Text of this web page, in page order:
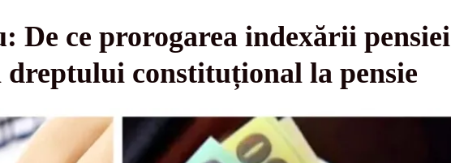
De ce prorogarea indexării pensiei
constituțional la pensie